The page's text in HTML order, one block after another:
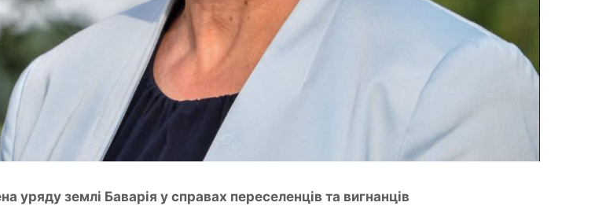
уряду землі Баварія у справах переселенців та вигнанців